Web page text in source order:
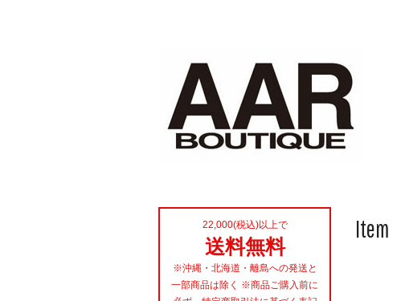
Item
22,000(税込)以上で
送料無料
※沖縄・北海道・離島への発送と
一部商品は除く ※商品ご購入前に